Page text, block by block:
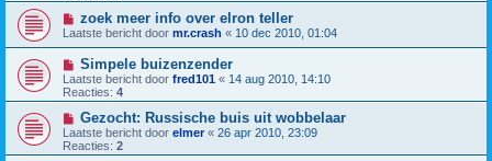
zoek meer info over elron teller
Laatste bericht door mr.crash « 10 dec 2010, 01:04
Simpele buizenzender
Laatste bericht door fred101 « 14 aug 2010, 14:10
Reacties: 4
Gezocht: Russische buis uit wobbelaar
Laatste bericht door elmer « 26 apr 2010, 23:09
Reacties: 2